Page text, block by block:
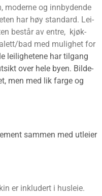
moder­ne og inn­by­den­de
har høy stan­dard. Lei­
består av entre, kjøk­
bad med mulig­het for
lei­lig­he­te­ne har til­gang
over hele byen. Bil­de­
men med lik far­ge og
sam­men med utlei­er
er inklu­dert i hus­leie.